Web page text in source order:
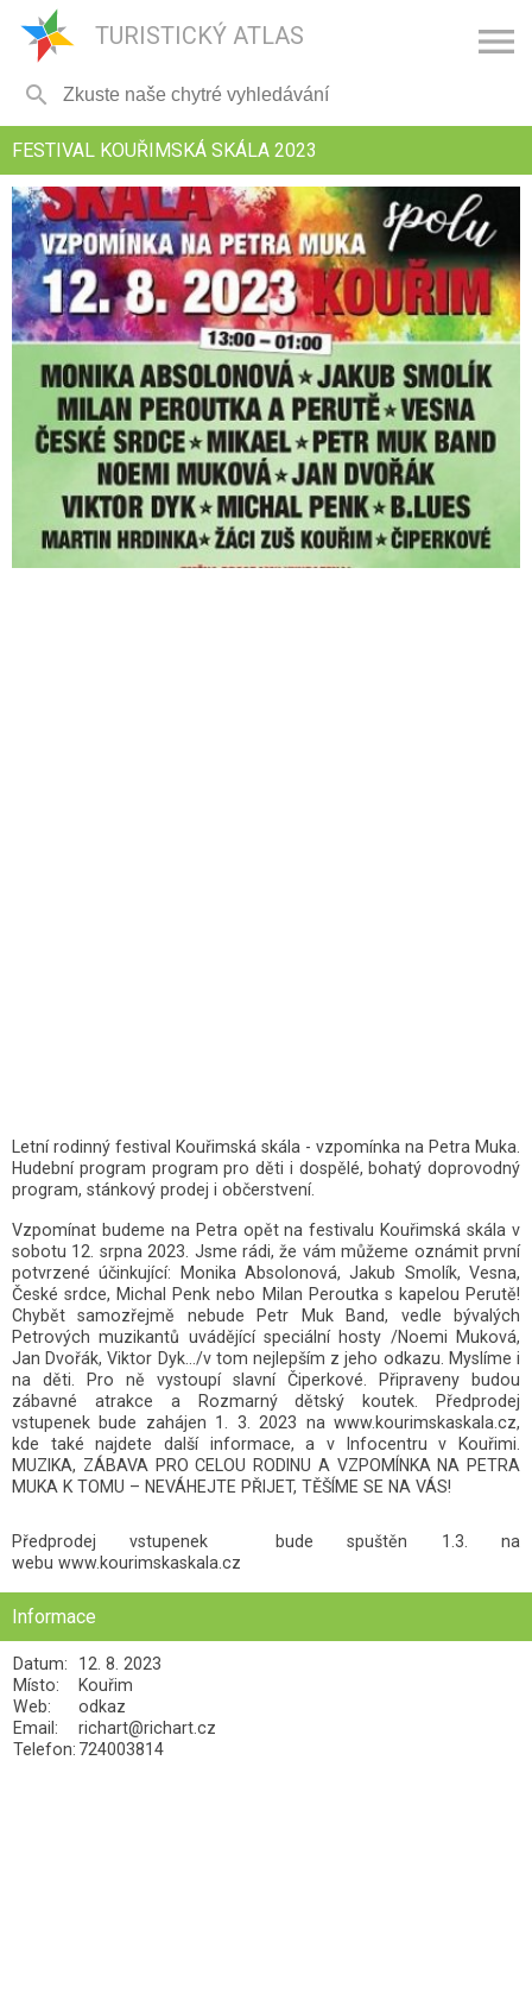
TURISTICKÝ ATLAS 

FESTIVAL KOUŘIMSKÁ SKÁLA 2023
Letní rodinný festival Kouřimská skála - vzpomínka na Petra Muka.
Hudební program program pro děti i dospělé, bohatý doprovodný
program, stánkový prodej i občerstvení.
Vzpomínat budeme na Petra opět na festivalu Kouřimská skála v
sobotu 12. srpna 2023. Jsme rádi, že vám můžeme oznámit první
potvrzené účinkující: Monika Absolonová, Jakub Smolík, Vesna,
České srdce, Michal Penk nebo Milan Peroutka s kapelou Perutě!
Chybět samozřejmě nebude Petr Muk Band, vedle bývalých
Petrových muzikantů uvádějící speciální hosty /Noemi Muková,
Jan Dvořák, Viktor Dyk…/v tom nejlepším z jeho odkazu. Myslíme i
na děti. Pro ně vystoupí slavní Čiperkové. Připraveny budou
zábavné atrakce a Rozmarný dětský koutek. Předprodej
vstupenek bude zahájen 1. 3. 2023 na www.kourimskaskala.cz,
kde také najdete další informace, a v Infocentru v Kouřimi.
MUZIKA, ZÁBAVA PRO CELOU RODINU A VZPOMÍNKA NA PETRA
MUKA K TOMU – NEVÁHEJTE PŘIJET, TĚŠÍME SE NA VÁS!
Předprodej vstupenek bude spuštěn 1.3. na
webu www.kourimskaskala.cz
Informace
Datum:
12. 8. 2023
Místo:
Kouřim
Web:
odkaz
Email:
richart@richart.cz
Telefon: 724003814